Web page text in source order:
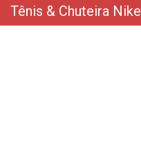
Tênis & Chuteira Nike